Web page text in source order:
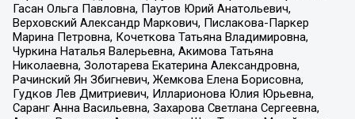
Гасан Ольга Павловна, Паутов Юрий Анатольевич,
Верховский Александр Маркович, Пислакова-Паркер
Марина Петровна, Кочеткова Татьяна Владимировна,
Чуркина Наталья Валерьевна, Акимова Татьяна
Николаевна, Золотарева Екатерина Александровна,
Рачинский Ян Збигневич, Жемкова Елена Борисовна,
Гудков Лев Дмитриевич, Илларионова Юлия Юрьевна,
Саранг Анна Васильевна, Захарова Светлана Сергеевна,